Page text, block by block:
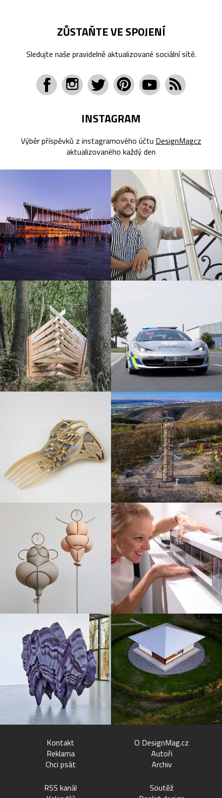
ZŮSTAŇTE VE SPOJENÍ
Sledujte naše pravidelně aktualizované sociální sítě.
INSTAGRAM
Výběr příspěvků z instagramového účtu DesignMagcz
aktualizovaného každý den
Kontakt
Reklama
Chci psát
O DesignMag.cz
Autoři
Archiv
RSS kanál
Soutěž